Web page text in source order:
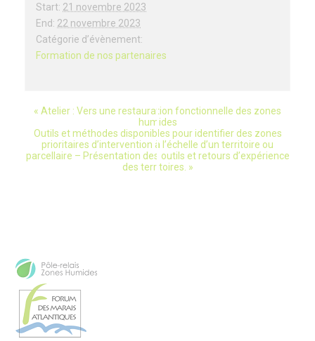
Start: 21 novembre 2023
End: 22 novembre 2023
Catégorie d’évènement:
Formation de nos partenaires
évènement
Navigation
« Atelier : Vers une restauration fonctionnelle des zones
humides
Outils et méthodes disponibles pour identifier des zones
prioritaires d’intervention à l’échelle d’un territoire ou
parcellaire – Présentation des outils et retours d’expérience
des territoires. »